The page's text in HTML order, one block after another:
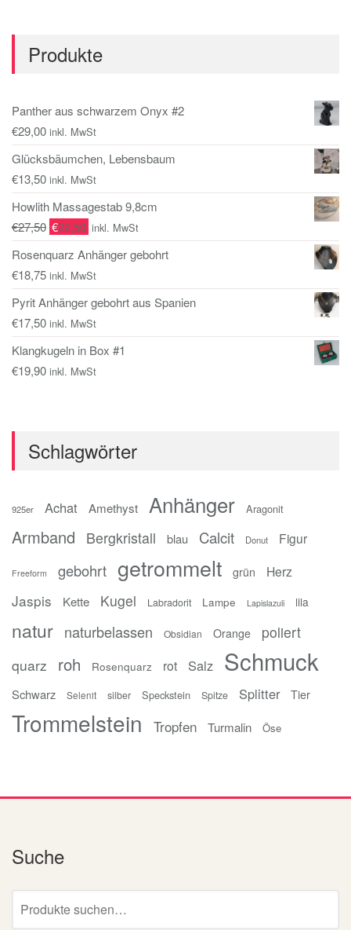
Produkte
Panther aus schwarzem Onyx #2
€29,00 inkl. MwSt
Glücksbäumchen, Lebensbaum
€13,50 inkl. MwSt
Howlith Massagestab 9,8cm
€27,50 €22,50 inkl. MwSt
Rosenquarz Anhänger gebohrt
€18,75 inkl. MwSt
Pyrit Anhänger gebohrt aus Spanien
€17,50 inkl. MwSt
Klangkugeln in Box #1
€19,90 inkl. MwSt
Schlagwörter
925er Achat Amethyst Anhänger Aragonit
Armband Bergkristall blau Calcit Donut Figur
Freeform gebohrt getrommelt grün Herz
Jaspis Kette Kugel Labradorit Lampe Lapislazuli lila
natur naturbelassen Obsidian Orange
poliert
quarz
roh Rosenquarz rot Salz Schmuck
Schwarz Selenit silber Speckstein Spitze Splitter Tier
Trommelstein Tropfen Turmalin Öse
Suche
nach: